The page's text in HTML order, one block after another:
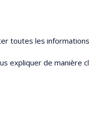
toutes les
expliquer de